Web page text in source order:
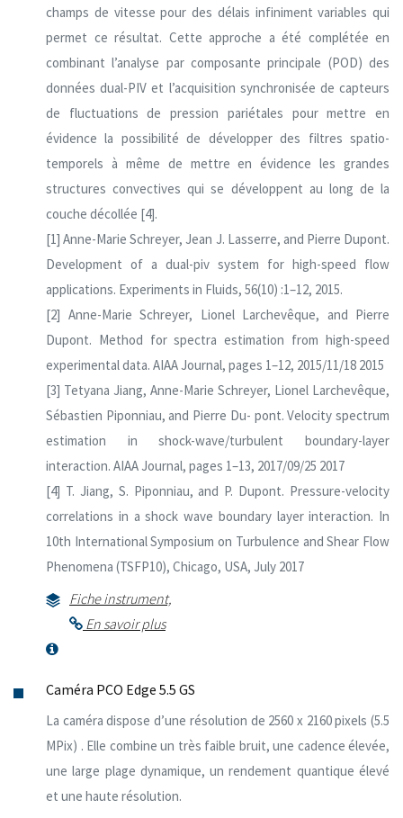
champs de vitesse pour des délais infiniment variables qui
permet ce résultat. Cette approche a été complétée en
combinant l’analyse par composante principale (POD) des
données dual-PIV et l’acquisition synchronisée de capteurs
de fluctuations de pression pariétales pour mettre en
évidence la possibilité de développer des filtres spatio-
temporels à même de mettre en évidence les grandes
structures convectives qui se développent au long de la
couche décollée [4].
[1] Anne-Marie Schreyer, Jean J. Lasserre, and Pierre Dupont.
Development of a dual-piv system for high-speed flow
applications. Experiments in Fluids, 56(10) :1–12, 2015.
[2] Anne-Marie Schreyer, Lionel Larchevêque, and Pierre
Dupont. Method for spectra estimation from high-speed
experimental data. AIAA Journal, pages 1–12, 2015/11/18 2015
[3] Tetyana Jiang, Anne-Marie Schreyer, Lionel Larchevêque,
Sébastien Piponniau, and Pierre Du- pont. Velocity spectrum
estimation in shock-wave/turbulent boundary-layer
interaction. AIAA Journal, pages 1–13, 2017/09/25 2017
[4] T. Jiang, S. Piponniau, and P. Dupont. Pressure-velocity
correlations in a shock wave boundary layer interaction. In
10th International Symposium on Turbulence and Shear Flow
Phenomena (TSFP10), Chicago, USA, July 2017
Fiche instrument,
En savoir plus
Caméra PCO Edge 5.5 GS
La caméra dispose d’une résolution de 2560 x 2160 pixels (5.5
MPix) . Elle combine un très faible bruit, une cadence élevée,
une large plage dynamique, un rendement quantique élevé
et une haute résolution.